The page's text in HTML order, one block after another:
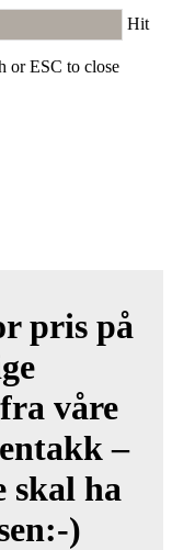
Hit
or ESC to close
pris på
våre
–
skal ha
)